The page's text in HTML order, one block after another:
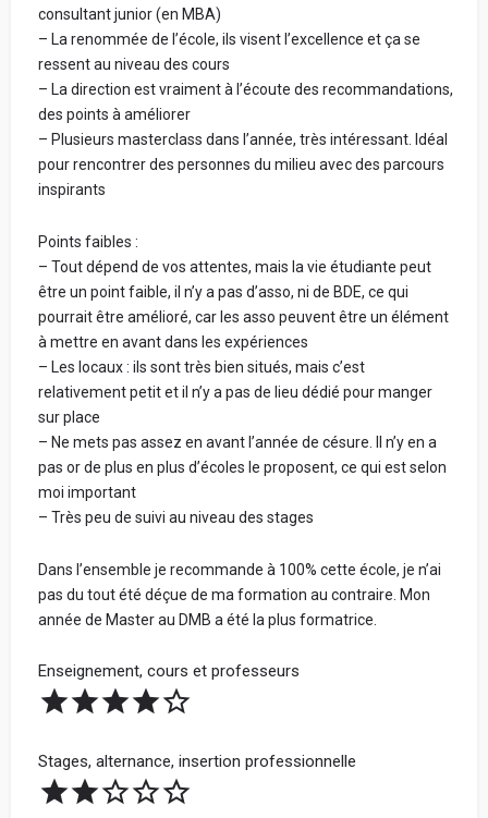
consultant junior (en MBA)
– La renommée de l’école, ils visent l’excellence et ça se
ressent au niveau des cours
– La direction est vraiment à l’écoute des recommandations,
des points à améliorer
– Plusieurs masterclass dans l’année, très intéressant. Idéal
pour rencontrer des personnes du milieu avec des parcours
inspirants
Points faibles :
– Tout dépend de vos attentes, mais la vie étudiante peut
être un point faible, il n’y a pas d’asso, ni de BDE, ce qui
pourrait être amélioré, car les asso peuvent être un élément
à mettre en avant dans les expériences
– Les locaux : ils sont très bien situés, mais c’est
relativement petit et il n’y a pas de lieu dédié pour manger
sur place
– Ne mets pas assez en avant l’année de césure. Il n’y en a
pas or de plus en plus d’écoles le proposent, ce qui est selon
moi important
– Très peu de suivi au niveau des stages
Dans l’ensemble je recommande à 100% cette école, je n’ai
pas du tout été déçue de ma formation au contraire. Mon
année de Master au DMB a été la plus formatrice.
Enseignement, cours et professeurs
Stages, alternance, insertion professionnelle